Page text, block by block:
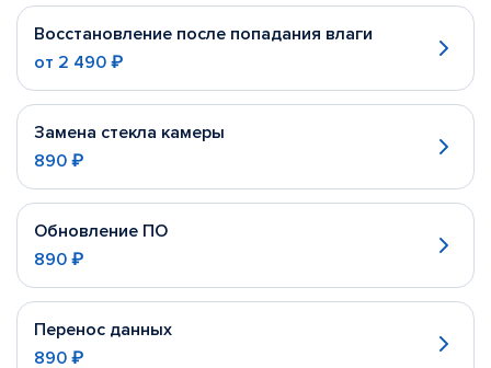
Восстановление после попадания влаги
от 2 490 ₽
Замена стекла камеры
890 ₽
Обновление ПО
890 ₽
Перенос данных
890 ₽